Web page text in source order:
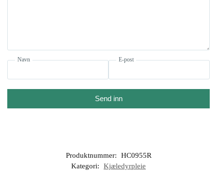
Navn E-post
Send inn
Produktnummer:
HC0955R
Kategori:
Kjæledyrpleie